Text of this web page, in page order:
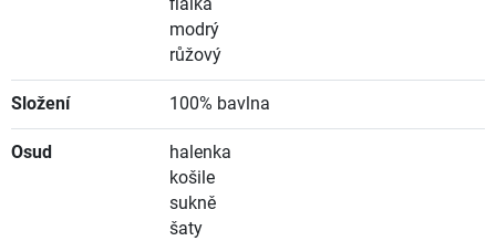
fialka
modrý
růžový
Složení 100% bavlna
Osud
halenka
košile
sukně
šaty